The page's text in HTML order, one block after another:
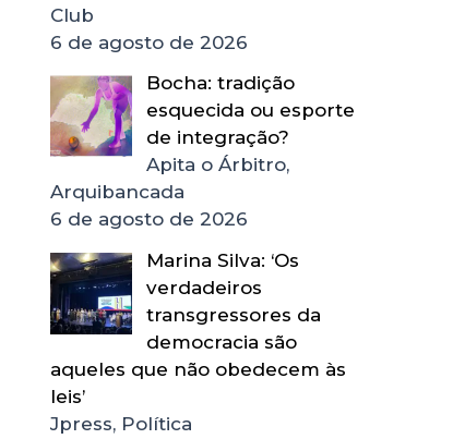
Club
6 de agosto de 2026
Bocha: tradição
esquecida ou esporte
de integração?
Apita o Árbitro,
Arquibancada
6 de agosto de 2026
Marina Silva: ‘Os
verdadeiros
transgressores da
democracia são
aqueles que não obedecem às
leis’
Jpress, Política